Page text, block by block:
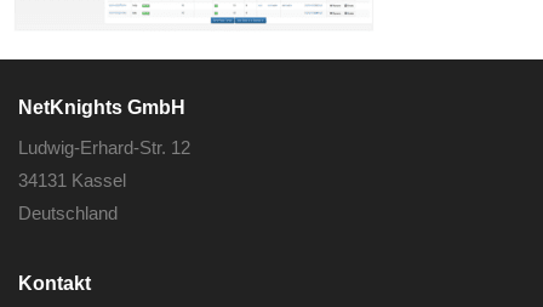
NetKnights GmbH
Ludwig-Erhard-Str. 12
34131 Kassel
Deutschland
Kontakt